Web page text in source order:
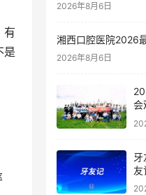
有
是
2026年8月6日
湘西口腔医院2026
2026年8月6日
会
牙
友
干